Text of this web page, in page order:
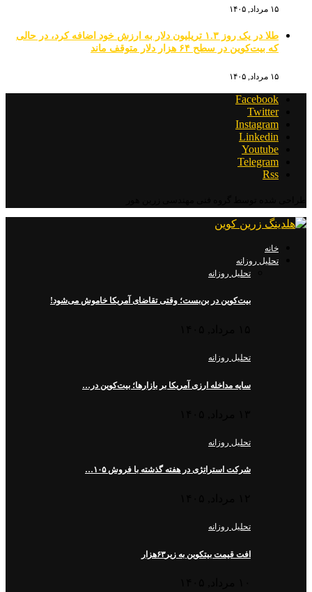
۱۵ مرداد, ۱۴۰۵
طلا در یک روز ۱.۳ تریلیون دلار به ارزش خود اضافه کرد، در حالی
که بیت‌کوین در سطح ۶۴ هزار دلار متوقف ماند
۱۵ مرداد, ۱۴۰۵
Facebook
Twitter
Instagram
Linkedin
Youtube
Telegram
Rss
خانه
تحلیل روزانه
تحلیل روزانه
بیت‌کوین در بن‌بست؛ وقتی تقاضای آمریکا خاموش می‌شود!
تحلیل روزانه
سایه مداخله ارزی آمریکا بر بازارها؛ بیت‌کوین در…
تحلیل روزانه
شرکت استراتژی در هفته گذشته با فروش ۱۰۵…
تحلیل روزانه
افت قیمت بیتکوین به زیر۶۳هزار